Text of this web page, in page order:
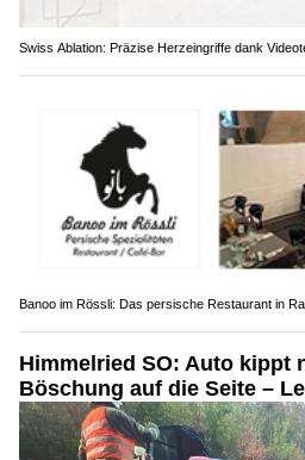
Swiss Ablation: Präzise Herzeingriffe dank
Banoo im Rössli: Das persische Restaurant in
Himmelried SO: Auto kippt
Böschung auf die Seite –